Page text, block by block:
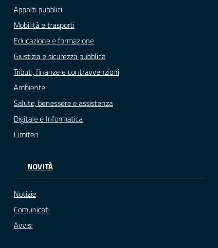
Appalti pubblici
Mobilità e trasporti
Educazione e formazione
Giustizia e sicurezza pubblica
Tributi, finanze e contravvenzioni
Ambiente
Salute, benessere e assistenza
Digitale e Informatica
Cimiteri
NOVITÀ
Notizie
Comunicati
Avvisi